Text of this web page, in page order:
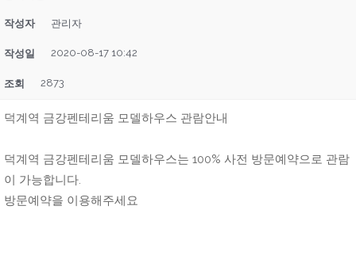
t
작성자 관리자
작성일 2020-08-17 10:42
조회 2873
덕계역 금강펜테리움 모델하우스 관람안내
덕계역 금강펜테리움 모델하우스는 100% 사전 방문예약으로 관람
이 가능합니다.
방문예약을 이용해주세요